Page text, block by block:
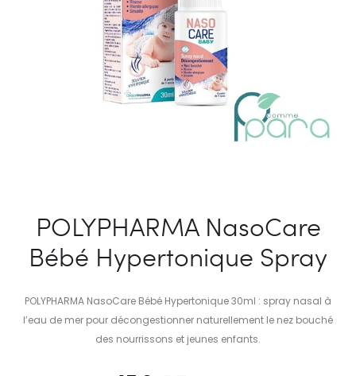
POLYPHARMA NasoCare
Bébé Hypertonique Spray
POLYPHARMA NasoCare Bébé Hypertonique 30ml : spray nasal à
l’eau de mer pour décongestionner naturellement le nez bouché
des nourrissons et jeunes enfants.